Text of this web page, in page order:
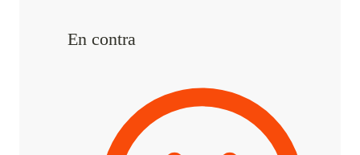
En contra